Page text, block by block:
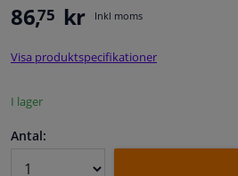
Sensorer & Elsystem
86,75 kr Inkl moms
Visa produktspecifikationer
I lager
Antal: